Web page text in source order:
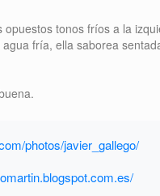
opuestos tonos fríos a la
fría, ella saborea
photos/javier_gallego/